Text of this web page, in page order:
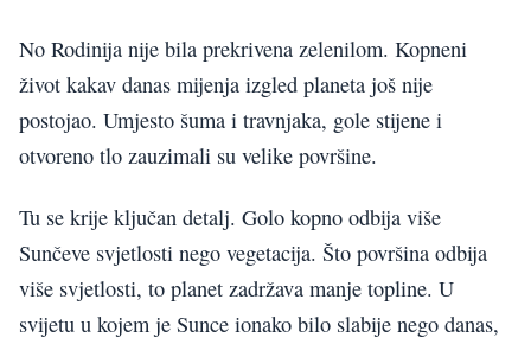
No Rodinija nije bila prekrivena zelenilom. Kopneni
život kakav danas mijenja izgled planeta još nije
postojao. Umjesto šuma i travnjaka, gole stijene i
otvoreno tlo zauzimali su velike površine.
Tu se krije ključan detalj. Golo kopno odbija više
Sunčeve svjetlosti nego vegetacija. Što površina odbija
više svjetlosti, to planet zadržava manje topline. U
svijetu u kojem je Sunce ionako bilo slabije nego danas,